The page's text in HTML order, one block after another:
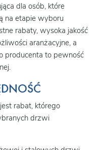
dla osób, które
na etapie wyboru
rabaty, wysoka jakość
aranżacyjne, a
producenta to pewność
rabat, którego
drzwi